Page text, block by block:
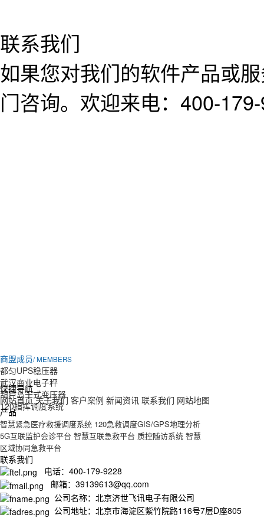
联系我们
如果您对我们的软件产品或
门咨询。欢迎来电：400-
商盟成员/ MEMBERS
都匀UPS稳压器
武汉商业电子秤
葫芦岛干式变压器
120指挥调度系统
快捷导航
网站首页 关于我们 客户案例 新闻资讯 联系我们 网站地图
产品
智慧紧急医疗救援调度系统 120急救调度GIS/GPS地理分析
5G互联监护会诊平台 智慧互联急救平台 质控随访系统 智慧
区域协同急救平台
联系我们
电话：400-179-9228
邮箱：39139613@qq.com
公司名称：北京济世飞讯电子有限公司
公司地址：北京市海淀区紫竹院路116号7层D座805